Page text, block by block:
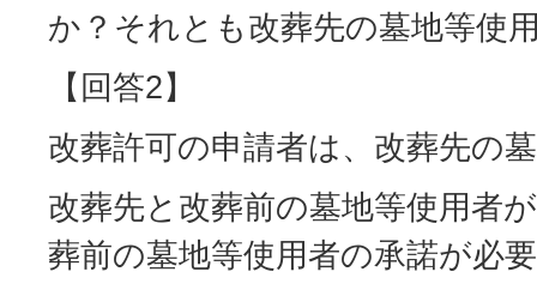
か？それとも改葬先の墓地等使
【回答2】
改葬許可の申請者は、改葬先の
改葬先と改葬前の墓地等使用者
葬前の墓地等使用者の承諾が必